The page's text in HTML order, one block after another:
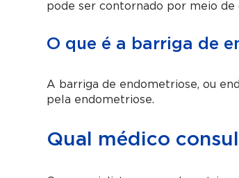
pode ser contornado por meio de
O que é a barriga de
A barriga de endometriose, ou
pela endometriose.
Qual médico